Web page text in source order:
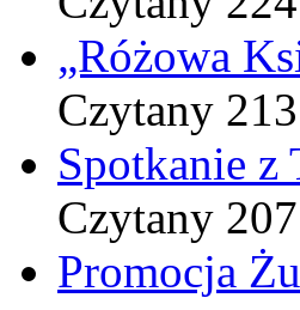
„Różowa
Czytany
Spotkanie z
Czytany
Promocja